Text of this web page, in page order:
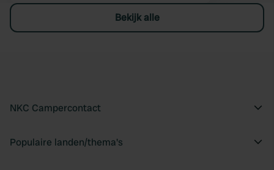
Bekijk alle
NKC Campercontact
Populaire landen/thema's